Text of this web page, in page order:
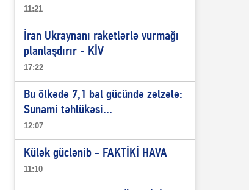
11:21
İran Ukraynanı raketlərlə vurmağı
planlaşdırır - KİV
17:22
Bu ölkədə 7,1 bal gücündə zəlzələ:
Sunami təhlükəsi...
12:07
Külək güclənib - FAKTİKİ HAVA
11:10